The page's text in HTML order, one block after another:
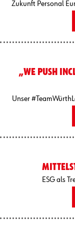
Zukunft Personal
„WE PUSH
Unser
ESG als